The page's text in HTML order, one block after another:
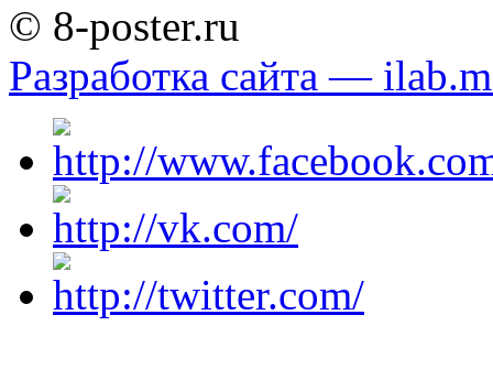
© 8-poster.ru
Разработка сайта —